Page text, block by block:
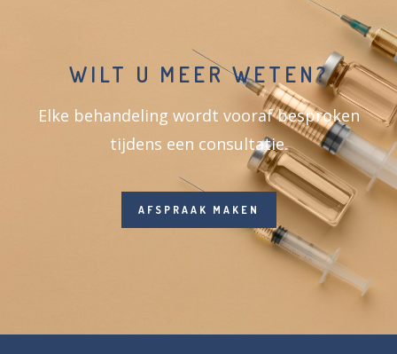
WILT U MEER WETEN?
Elke behandeling wordt vooraf besproken
tijdens een consultatie.
AFSPRAAK MAKEN